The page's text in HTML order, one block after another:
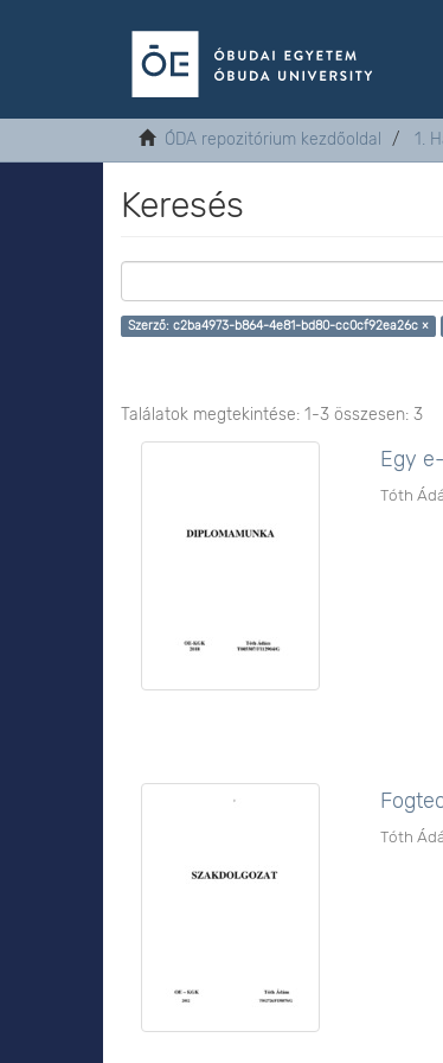
ÓDA repozitórium kezdőoldal 1.
Keresés
Szerző: c2ba4973-b864-4e81-bd80-cc0cf92ea26c ×
Találatok megtekintése: 1-3 összesen: 3
Egy
Tóth
Tóth